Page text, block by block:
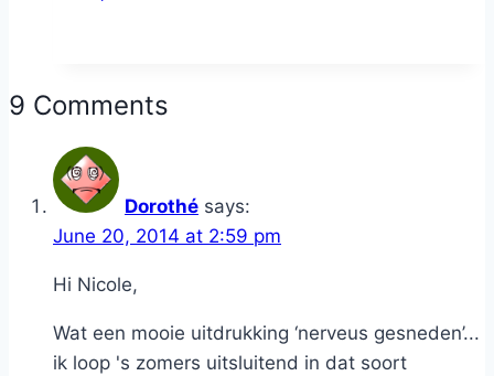
9 Comments
Dorothé says:
June 20, 2014 at 2:59 pm
Hi Nicole,
Wat een mooie uitdrukking ‘nerveus gesneden’...
ik loop 's zomers uitsluitend in dat soort